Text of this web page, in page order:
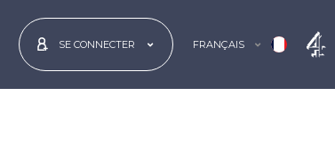
SE CONNECTER FRANÇAIS